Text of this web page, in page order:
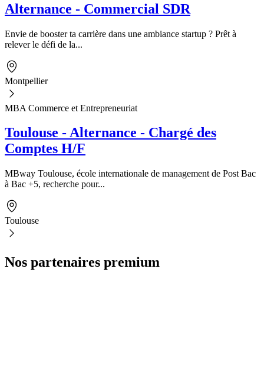
Alternance - Commercial SDR
Envie de booster ta carrière dans une ambiance startup ? Prêt à
relever le défi de la...
Montpellier
MBA Commerce et Entrepreneuriat
Toulouse - Alternance - Chargé des
Comptes H/F
MBway Toulouse, école internationale de management de Post Bac
à Bac +5, recherche pour...
Toulouse
Nos partenaires premium